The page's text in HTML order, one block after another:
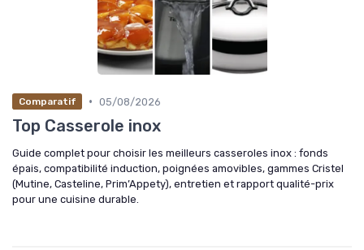
Comparatif • 05/08/2026
Top Casserole inox
Guide complet pour choisir les meilleurs casseroles inox : fonds
épais, compatibilité induction, poignées amovibles, gammes Cristel
(Mutine, Casteline, Prim’Appety), entretien et rapport qualité-prix
pour une cuisine durable.